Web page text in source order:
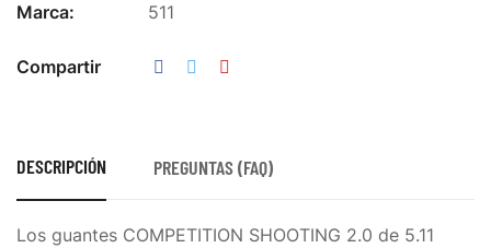
Marca: 511
Compartir
DESCRIPCIÓN PREGUNTAS (FAQ)
Los guantes COMPETITION SHOOTING 2.0 de 5.11